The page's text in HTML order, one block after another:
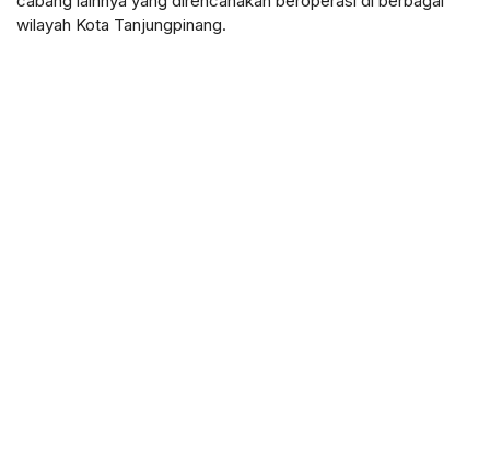
wilayah Kota Tanjungpinang.